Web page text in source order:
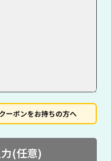
クーポンをお持ちの方へ
(任意)